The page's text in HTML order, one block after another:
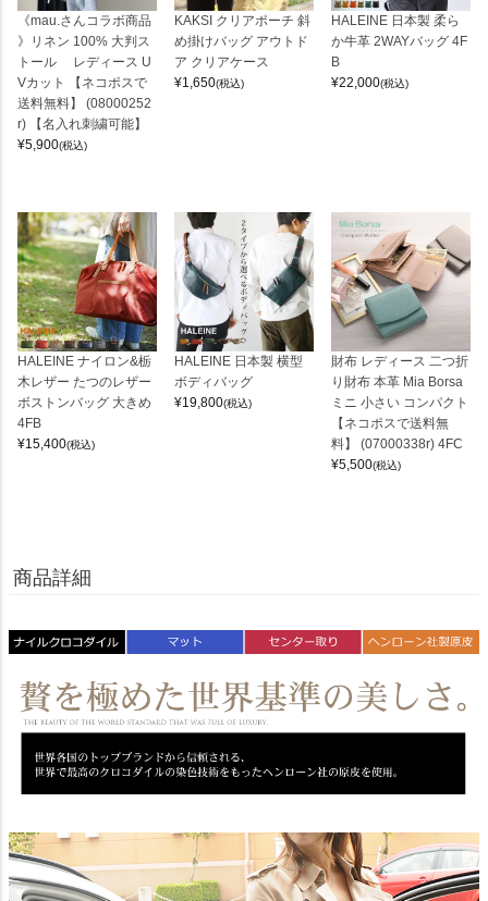
《mau.さんコラボ商品
》リネン 100% 大判ス
トール レディース U
Vカット 【ネコポスで
送料無料】 (08000252
r) 【名入れ刺繍可能】
¥5,900(税込)
KAKSI クリアポーチ 斜
め掛けバッグ アウトド
ア クリアケース
¥1,650(税込)
HALEINE 日本製 柔ら
か牛革 2WAYバッグ 4F
B
¥22,000(税込)
HALEINE ナイロン&栃
木レザー たつのレザー
ボストンバッグ 大きめ
4FB
¥15,400(税込)
HALEINE 日本製 横型
ボディバッグ
¥19,800(税込)
財布 レディース 二つ折
り財布 本革 Mia Borsa
ミニ 小さい コンパクト
【ネコポスで送料無
料】 (07000338r) 4FC
¥5,500(税込)
商品詳細